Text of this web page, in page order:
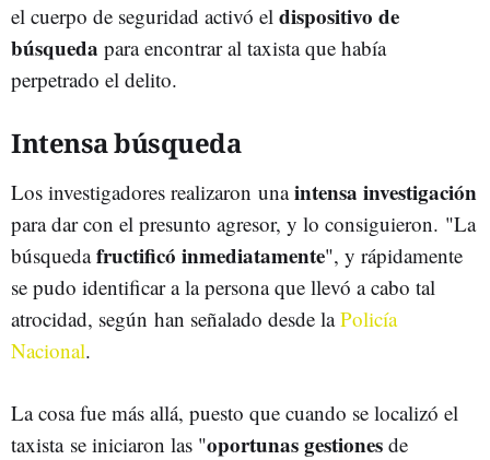
el cuerpo de seguridad activó el dispositivo de
búsqueda para encontrar al taxista que había
perpetrado el delito.
Intensa búsqueda
Los investigadores realizaron unaintensa investigación
para dar con el presunto agresor, y lo consiguieron. "La
búsquedafructificó inmediatamente", y rápidamente
se pudo identificar a la persona que llevó a cabo tal
atrocidad, según han señalado desde laPolicía
Nacional.
La cosa fue más allá, puesto que cuando se localizó el
taxista se iniciaron las "oportunas gestiones de